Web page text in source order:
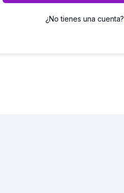
¿No tienes una cuenta?